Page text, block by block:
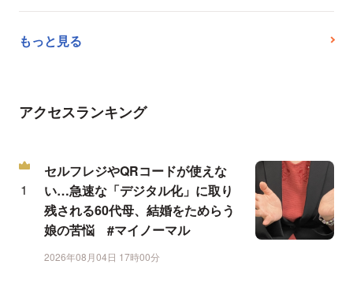
もっと見る
アクセスランキング
セルフレジやQRコードが使えな
い…急速な「デジタル化」に取り
残される60代母、結婚をためらう
娘の苦悩 #マイノーマル
2026年08月04日 17時00分